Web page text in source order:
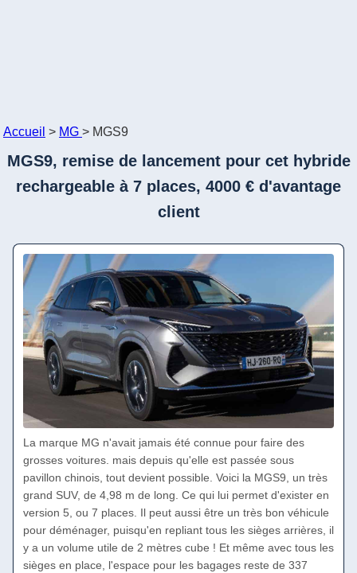
Accueil > MG > MGS9
MGS9, remise de lancement pour cet hybride
rechargeable à 7 places, 4000 € d'avantage
client
La marque MG n'avait jamais été connue pour faire des
grosses voitures. mais depuis qu'elle est passée sous
pavillon chinois, tout devient possible. Voici la MGS9, un très
grand SUV, de 4,98 m de long. Ce qui lui permet d'exister en
version 5, ou 7 places. Il peut aussi être un très bon véhicule
pour déménager, puisqu'en repliant tous les sièges arrières, il
y a un volume utile de 2 mètres cube ! Et même avec tous les
sièges en place, l'espace pour les bagages reste de 337